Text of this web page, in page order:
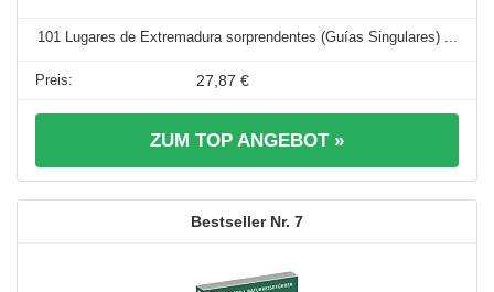
101 Lugares de Extremadura sorprendentes (Guías Singulares) ...
27,87 €
ZUM TOP ANGEBOT »
7